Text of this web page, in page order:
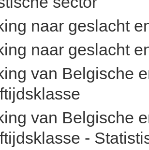
naar geslacht
naar geslacht
van Belgische
van Belgische
-